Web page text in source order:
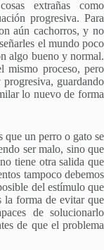
extrañas como
progresiva. Para
aún cachorros, y no
el mundo poco
algo bueno y normal.
mismo proceso, pero
guardando
lo nuevo de forma
que un perro o gato se
ser malo, sino que
tiene otra salida que
tampoco debemos
del estímulo que
la forma de evitar que
de solucionarlo
de que el problema